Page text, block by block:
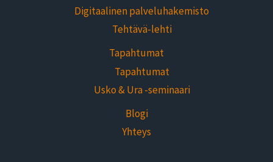
Digitaalinen palveluhakemisto
Tehtävä-lehti
Tapahtumat
Tapahtumat
Usko & Ura -seminaari
Blogi
Yhteys